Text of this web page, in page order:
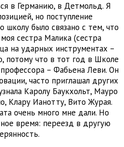
в Германию, в Детмольд. Я
но поступление
было связано с тем, что
сестра Малика (сестра
на ударных инструментах –
потому что в тот год в Школе
– Фабьена Леви. Он
часто приглашал других
Каролу Баукхольт, Мауро
Клару Ианотту, Вито Журая.
очень много мне дали. Но
время: переезд в другую